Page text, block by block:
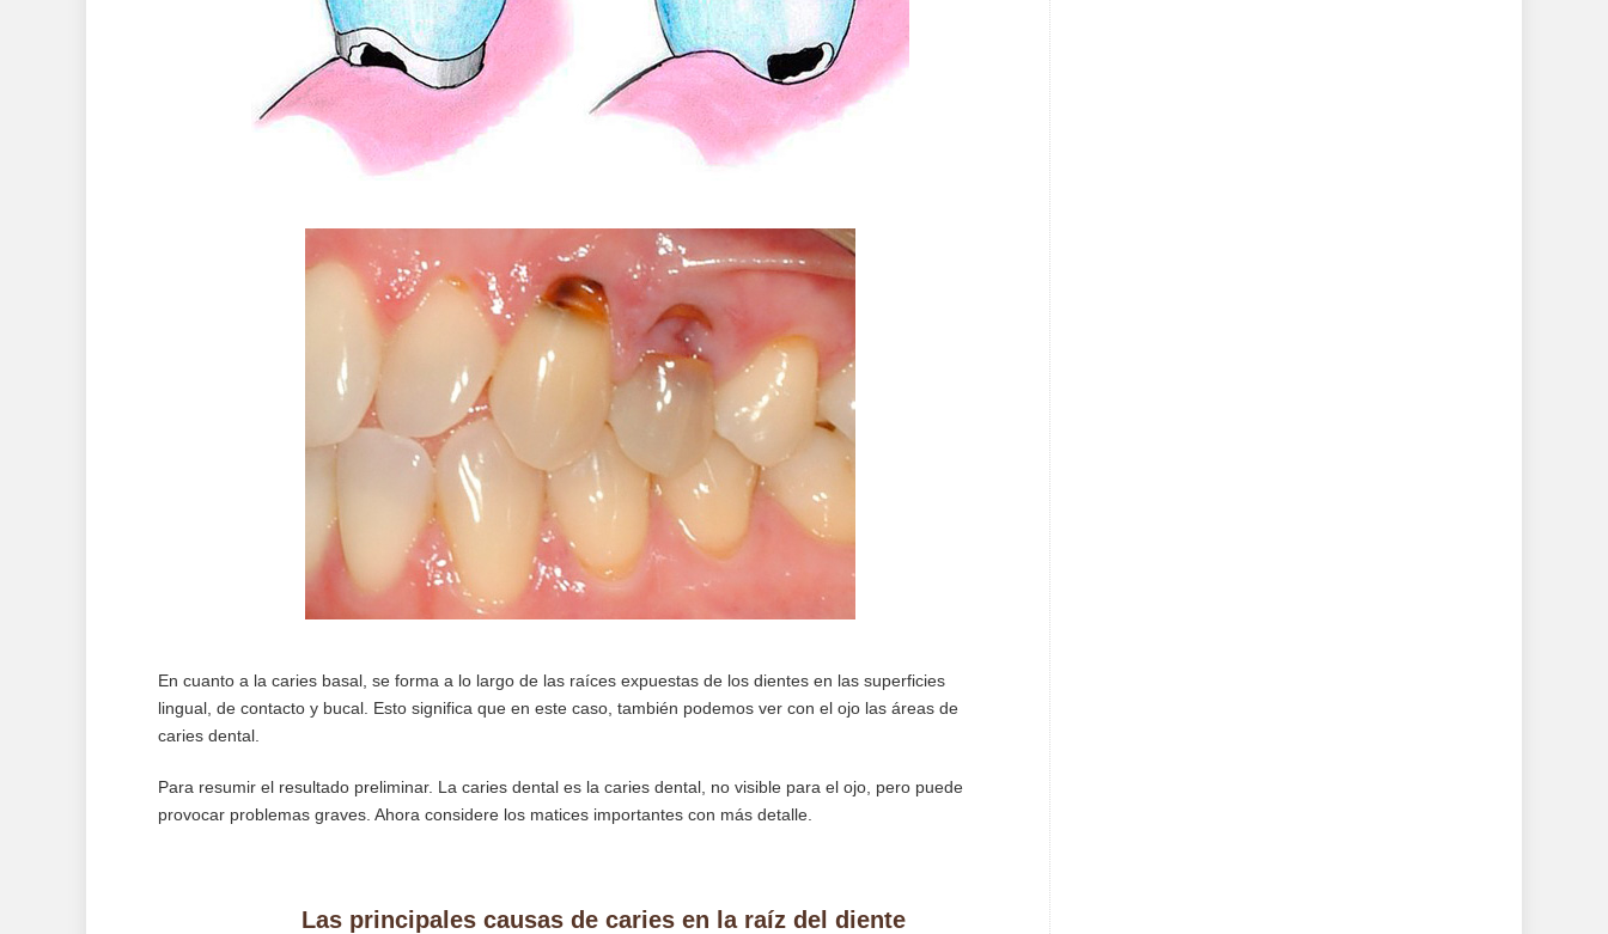
En cuanto a la caries basal, se forma a lo largo de las raíces expuestas de los dientes en las superficies
lingual, de contacto y bucal. Esto significa que en este caso, también podemos ver con el ojo las áreas de
caries dental.
Para resumir el resultado preliminar. La caries dental es la caries dental, no visible para el ojo, pero puede
provocar problemas graves. Ahora considere los matices importantes con más detalle.
Las principales causas de caries en la raíz del diente